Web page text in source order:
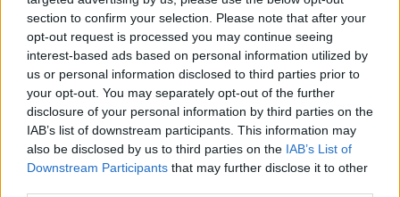
section to confirm your selection. Please note that after your
opt-out request is processed you may continue seeing
interest-based ads based on personal information utilized by
us or personal information disclosed to third parties prior to
your opt-out. You may separately opt-out of the further
disclosure of your personal information by third parties on the
IAB’s list of downstream participants. This information may
also be disclosed by us to third parties on the IAB’s List of
Downstream Participants that may further disclose it to other
Randy Schekman, Νομπελίστας Ιατρικής: «Σε πέντε χρόνια
μπορεί να έχουμε θεραπεία που αναστέλλει την εξέλιξη του
Πάρκινσον»
05.08.2026 - 12:33
Ε.Ε και παράνομη μετανάστευση: προτάσεις και δράσεις με
παρονομαστή το κοινό συμφέρον
05.08.2026 - 12:11